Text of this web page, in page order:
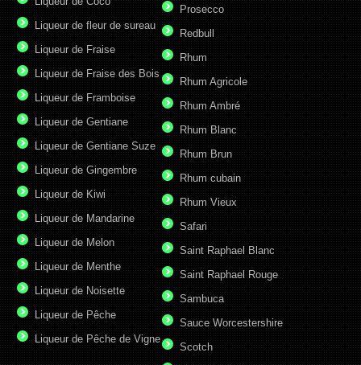
Liqueur de fleur de sureau
Liqueur de Fraise
Liqueur de Fraise des Bois
Liqueur de Framboise
Liqueur de Gentiane
Liqueur de Gentiane Suze
Liqueur de Gingembre
Liqueur de Kiwi
Liqueur de Mandarine
Liqueur de Melon
Liqueur de Menthe
Liqueur de Noisette
Liqueur de Pêche
Liqueur de Pêche de Vigne
Prosecco
Redbull
Rhum
Rhum Agricole
Rhum Ambré
Rhum Blanc
Rhum Brun
Rhum cubain
Rhum Vieux
Safari
Saint Raphael Blanc
Saint Raphael Rouge
Sambuca
Sauce Worcestershire
Scotch